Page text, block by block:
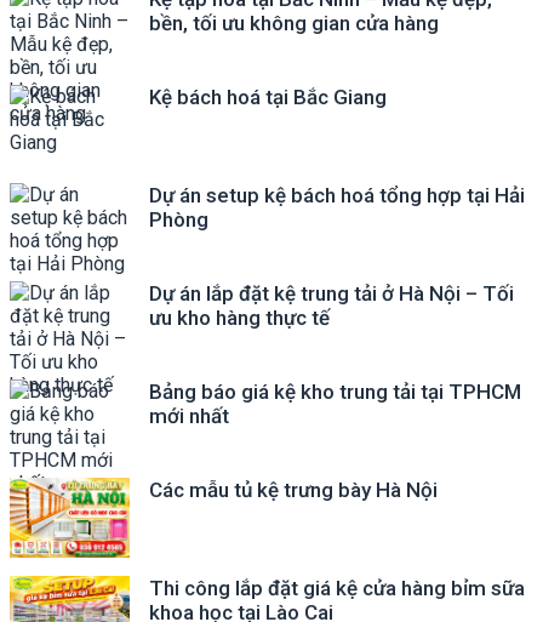
bền, tối ưu không gian cửa hàng
Kệ bách hoá tại Bắc Giang
Dự án setup kệ bách hoá tổng hợp tại Hải
Phòng
Dự án lắp đặt kệ trung tải ở Hà Nội – Tối
ưu kho hàng thực tế
Bảng báo giá kệ kho trung tải tại TPHCM
mới nhất
Các mẫu tủ kệ trưng bày Hà Nội
Thi công lắp đặt giá kệ cửa hàng bỉm sữa
khoa học tại Lào Cai